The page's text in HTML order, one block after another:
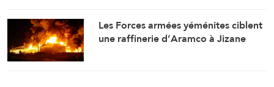
Les Forces armées yéménites ciblent
une raffinerie d’Aramco à Jizane